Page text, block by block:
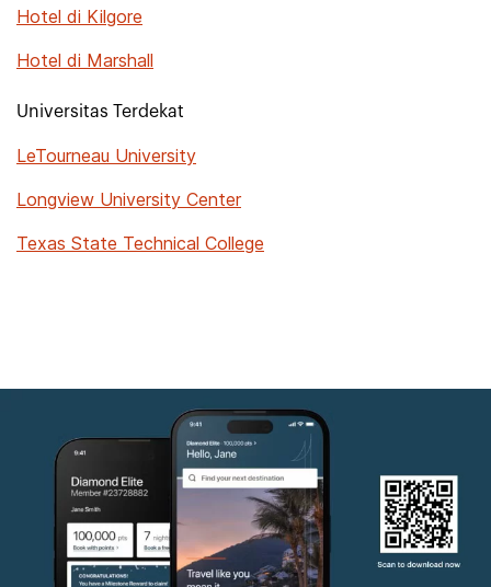
Hotel di Kilgore
Hotel di Marshall
Universitas Terdekat
LeTourneau University
Longview University Center
Texas State Technical College